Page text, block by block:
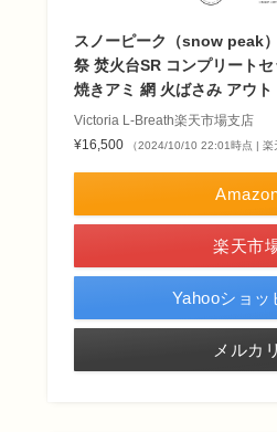
スノーピーク（snow peak
祭 焚火台SR コンプリート
焼きアミ 網 火ばさみ アウ
Victoria L-Breath楽天市場支店
¥16,500
（2024/10/10 22:01時点 | 楽
楽天市
Yahooショッ
メルカリ